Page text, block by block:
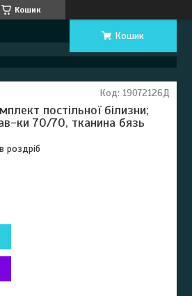
Кошик
Кошик
постільної білизни;
ки 70/70, тканина бязь
роздріб
Код: 19072126Д